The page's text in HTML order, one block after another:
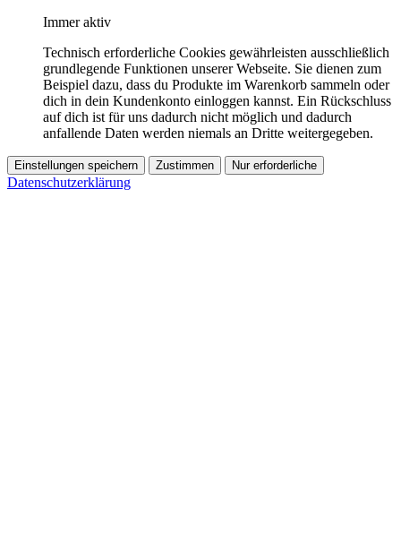
Immer aktiv
Technisch erforderliche Cookies gewährleisten ausschließlich
grundlegende Funktionen unserer Webseite. Sie dienen zum
Beispiel dazu, dass du Produkte im Warenkorb sammeln oder
dich in dein Kundenkonto einloggen kannst. Ein Rückschluss
auf dich ist für uns dadurch nicht möglich und dadurch
anfallende Daten werden niemals an Dritte weitergegeben.
Einstellungen speichern Zustimmen Nur erforderliche
Datenschutzerklärung